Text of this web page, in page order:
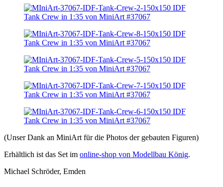
(Unser Dank an MiniArt für die Photos der gebauten Figuren)
Erhältlich ist das Set im online-shop von Modellbau König.
Michael Schröder, Emden